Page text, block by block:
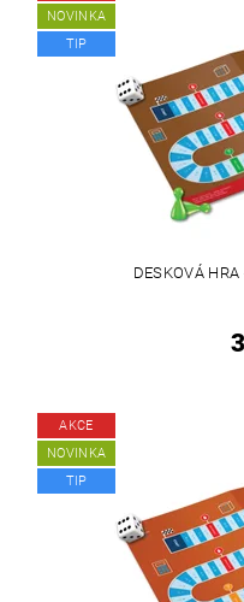
NOVINKA
TIP
DESKOVÁ
AKCE
NOVINKA
TIP